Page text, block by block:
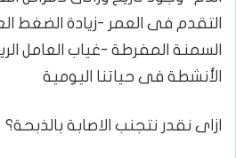
السمنة المفرطة -غياب العامل
الأنشطة فى حياتنا اليومية ⁦
ازاى نقدر نتجنب الاصابة بالذبحة؟